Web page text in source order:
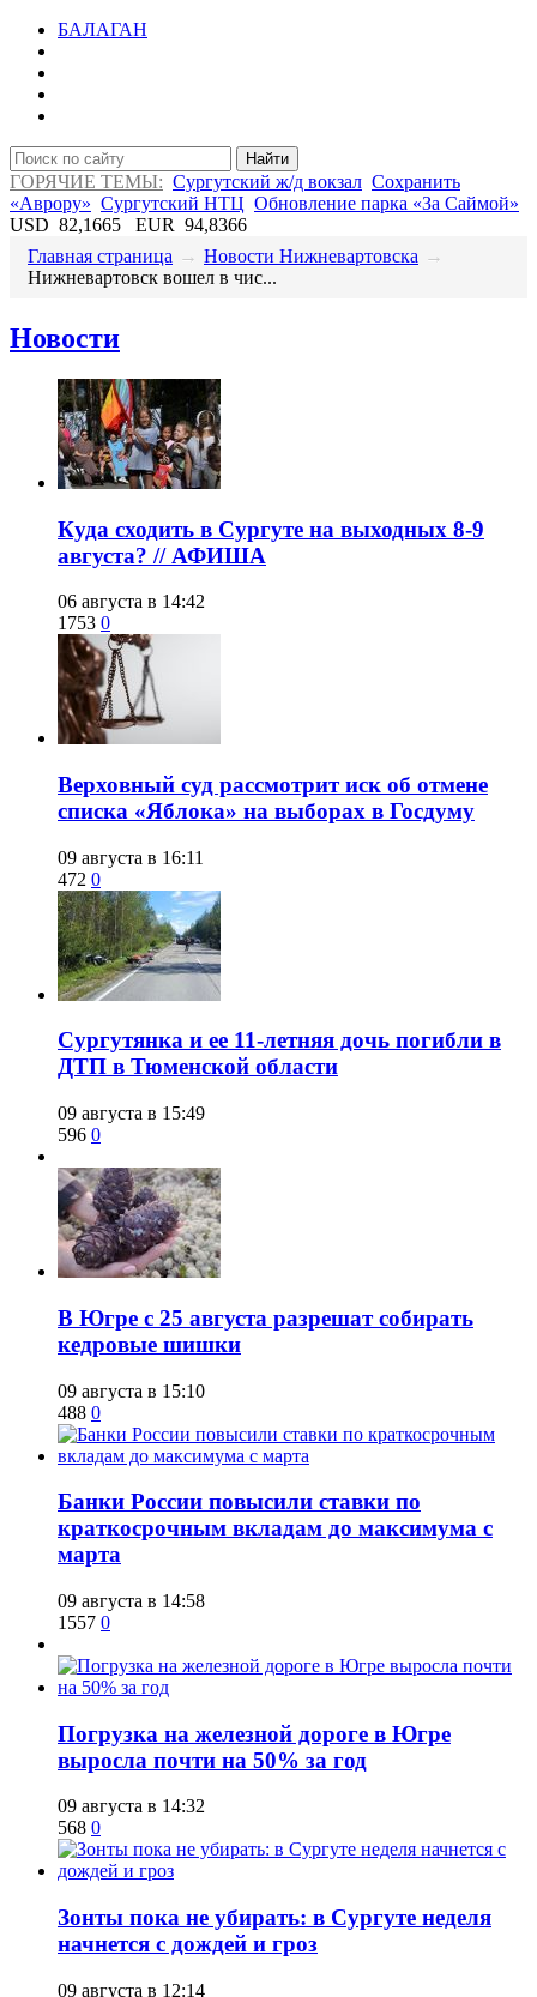
БАЛАГАН
Найти
ГОРЯЧИЕ ТЕМЫ: Сургутский ж/д вокзал Сохранить
«Аврору» Сургутский НТЦ Обновление парка «За Саймой»
USD 82,1665 EUR 94,8366
Главная страница → Новости Нижневартовска →
​Нижневартовск вошел в чис...
Новости
​Куда сходить в Сургуте на выходных 8-9
августа? // АФИША
06 августа в 14:42
1753 0
​Верховный суд рассмотрит иск об отмене
списка «Яблока» на выборах в Госдуму
09 августа в 16:11
472 0
Сургутянка и ее 11-летняя дочь погибли в
ДТП в Тюменской области
09 августа в 15:49
596 0
​В Югре с 25 августа разрешат собирать
кедровые шишки
09 августа в 15:10
488 0
​Банки России повысили ставки по
краткосрочным вкладам до максимума с
марта
09 августа в 14:58
1557 0
​Погрузка на железной дороге в Югре
выросла почти на 50% за год
09 августа в 14:32
568 0
​Зонты пока не убирать: в Сургуте неделя
начнется с дождей и гроз
09 августа в 12:14